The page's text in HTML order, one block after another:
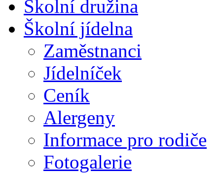
Školní družina
Školní jídelna
Zaměstnanci
Jídelníček
Ceník
Alergeny
Informace pro rodiče
Fotogalerie